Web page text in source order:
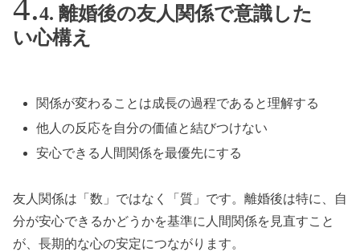
4. 離婚後の友人関係で意識した
い心構え
関係が変わることは成長の過程であると理解する
他人の反応を自分の価値と結びつけない
安心できる人間関係を最優先にする
友人関係は「数」ではなく「質」です。離婚後は特に、自
分が安心できるかどうかを基準に人間関係を見直すこと
が、長期的な心の安定につながります。